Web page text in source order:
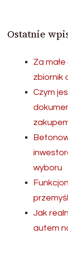
Ostatnie
Za
zbiornik
Czym
wyboru
Jak
autem